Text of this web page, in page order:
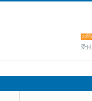
お問
受